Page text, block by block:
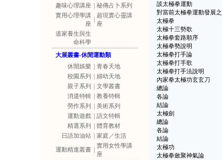
趣味心理講座
秘傳占卜系列
實用心理學講
座
超現實心靈講
座
道家養生與生
命科學
大展叢書-休閒運動類
休閒娛樂
青春天地
校園系列
婦幼天地
親子系列
文學叢書
消遣特輯
教養特輯
勞作系列
美術系列
運動遊戲
語文特輯
精選系列
體育教材
日語加油站
家庭／生活
運動精進叢書
實用女性學講
座
談太極拳運動
對當前太極拳運動發展
太極拳
太極十三勢歌
太極拳套路順序
太極拳勢說明
太極拳打手論
太極拳打手歌
太極拳打手法說明
內家拳太極功玄玄刀
總論
各論
結論
太極劍
總論
各論
結論
太極功
太極拳斂聚神氣論